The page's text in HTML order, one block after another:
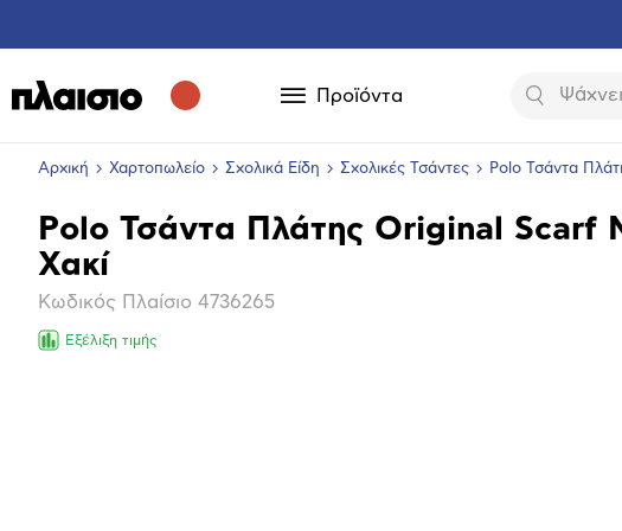
Προϊόντα
Αρχική Χαρτοπωλείο Σχολικά Είδη Σχολικές Τσάντες Polo Τσάντα
Βασικά
χαρακτηριστικά
Polo Τσάντα Πλάτης Original Scarf
Χακί
Κωδικός Πλαίσιο 4736265
Εξέλιξη τιμής